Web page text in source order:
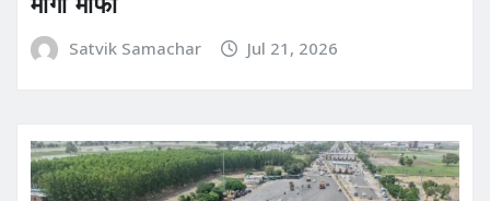
Satvik Samachar Jul 21, 2026